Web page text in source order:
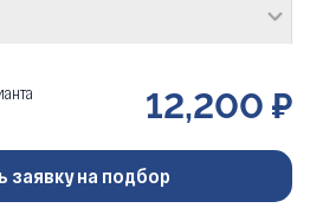
12,200 ₽
заявку на подбор